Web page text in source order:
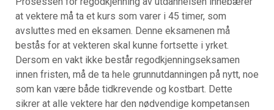
at vektere må ta et kurs som varer i 45 timer, som
avsluttes med en eksamen. Denne eksamenen må
bestås for at vekteren skal kunne fortsette i yrket.
Dersom en vakt ikke består regodkjenningseksamen
innen fristen, må de ta hele grunnutdanningen på nytt, noe
som kan være både tidkrevende og kostbart. Dette
sikrer at alle vektere har den nødvendige kompetansen